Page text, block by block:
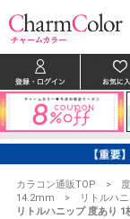
カラコン通販TOP
14.2mm
リトルハ
リトルハニップ 度あり